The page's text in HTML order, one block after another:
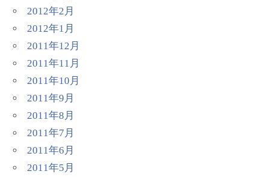
2012年2月
2012年1月
2011年12月
2011年11月
2011年10月
2011年9月
2011年8月
2011年7月
2011年6月
2011年5月